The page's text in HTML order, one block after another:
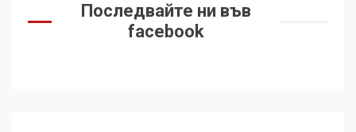
Последвайте ни във
facebook